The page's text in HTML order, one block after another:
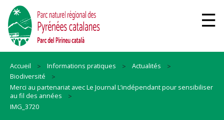
Accueil Informations pratiques
Actualités
Biodiversité
Merci au partenariat avec Le Journal L’indépendant pour sensibiliser
au fil des années
IMG_3720